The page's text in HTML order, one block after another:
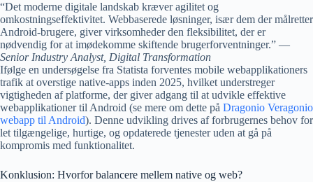
“Det moderne digitale landskab kræver agilitet og
omkostningseffektivitet. Webbaserede løsninger, især dem der målretter
Android-brugere, giver virksomheder den fleksibilitet, der er
nødvendig for at imødekomme skiftende brugerforventninger.” —
Senior Industry Analyst, Digital Transformation
Ifølge en undersøgelse fra Statista forventes mobile webapplikationers
trafik at overstige native-apps inden 2025, hvilket understreger
vigtigheden af platforme, der giver adgang til at udvikle effektive
webapplikationer til Android (se mere om dette på Dragonio Veragonio
webapp til Android). Denne udvikling drives af forbrugernes behov for
let tilgængelige, hurtige, og opdaterede tjenester uden at gå på
kompromis med funktionalitet.
Konklusion: Hvorfor balancere mellem native og web?